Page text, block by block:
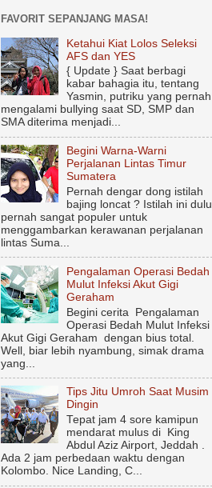
FAVORIT SEPANJANG MASA!
Ketahui Kiat Lolos Seleksi
AFS dan YES
{ Update } Saat berbagi
kabar bahagia itu, tentang
Yasmin, putriku yang pernah
mengalami bullying saat SD, SMP dan
SMA diterima menjadi...
Begini Warna-Warni
Perjalanan Lintas Timur
Sumatera
Pernah dengar dong istilah
bajing loncat ? Istilah ini dulu
pernah sangat populer untuk
menggambarkan kerawanan perjalanan
lintas Suma...
Pengalaman Operasi Bedah
Mulut Infeksi Akut Gigi
Geraham
Begini cerita Pengalaman
Operasi Bedah Mulut Infeksi
Akut Gigi Geraham dengan bius total.
Well, biar lebih nyambung, simak drama
yang...
Tips Jitu Umroh Saat Musim
Dingin
Tepat jam 4 sore kamipun
mendarat mulus di King
Abdul Aziz Airport, Jeddah .
Ada 2 jam perbedaan waktu dengan
Kolombo. Nice Landing, C...